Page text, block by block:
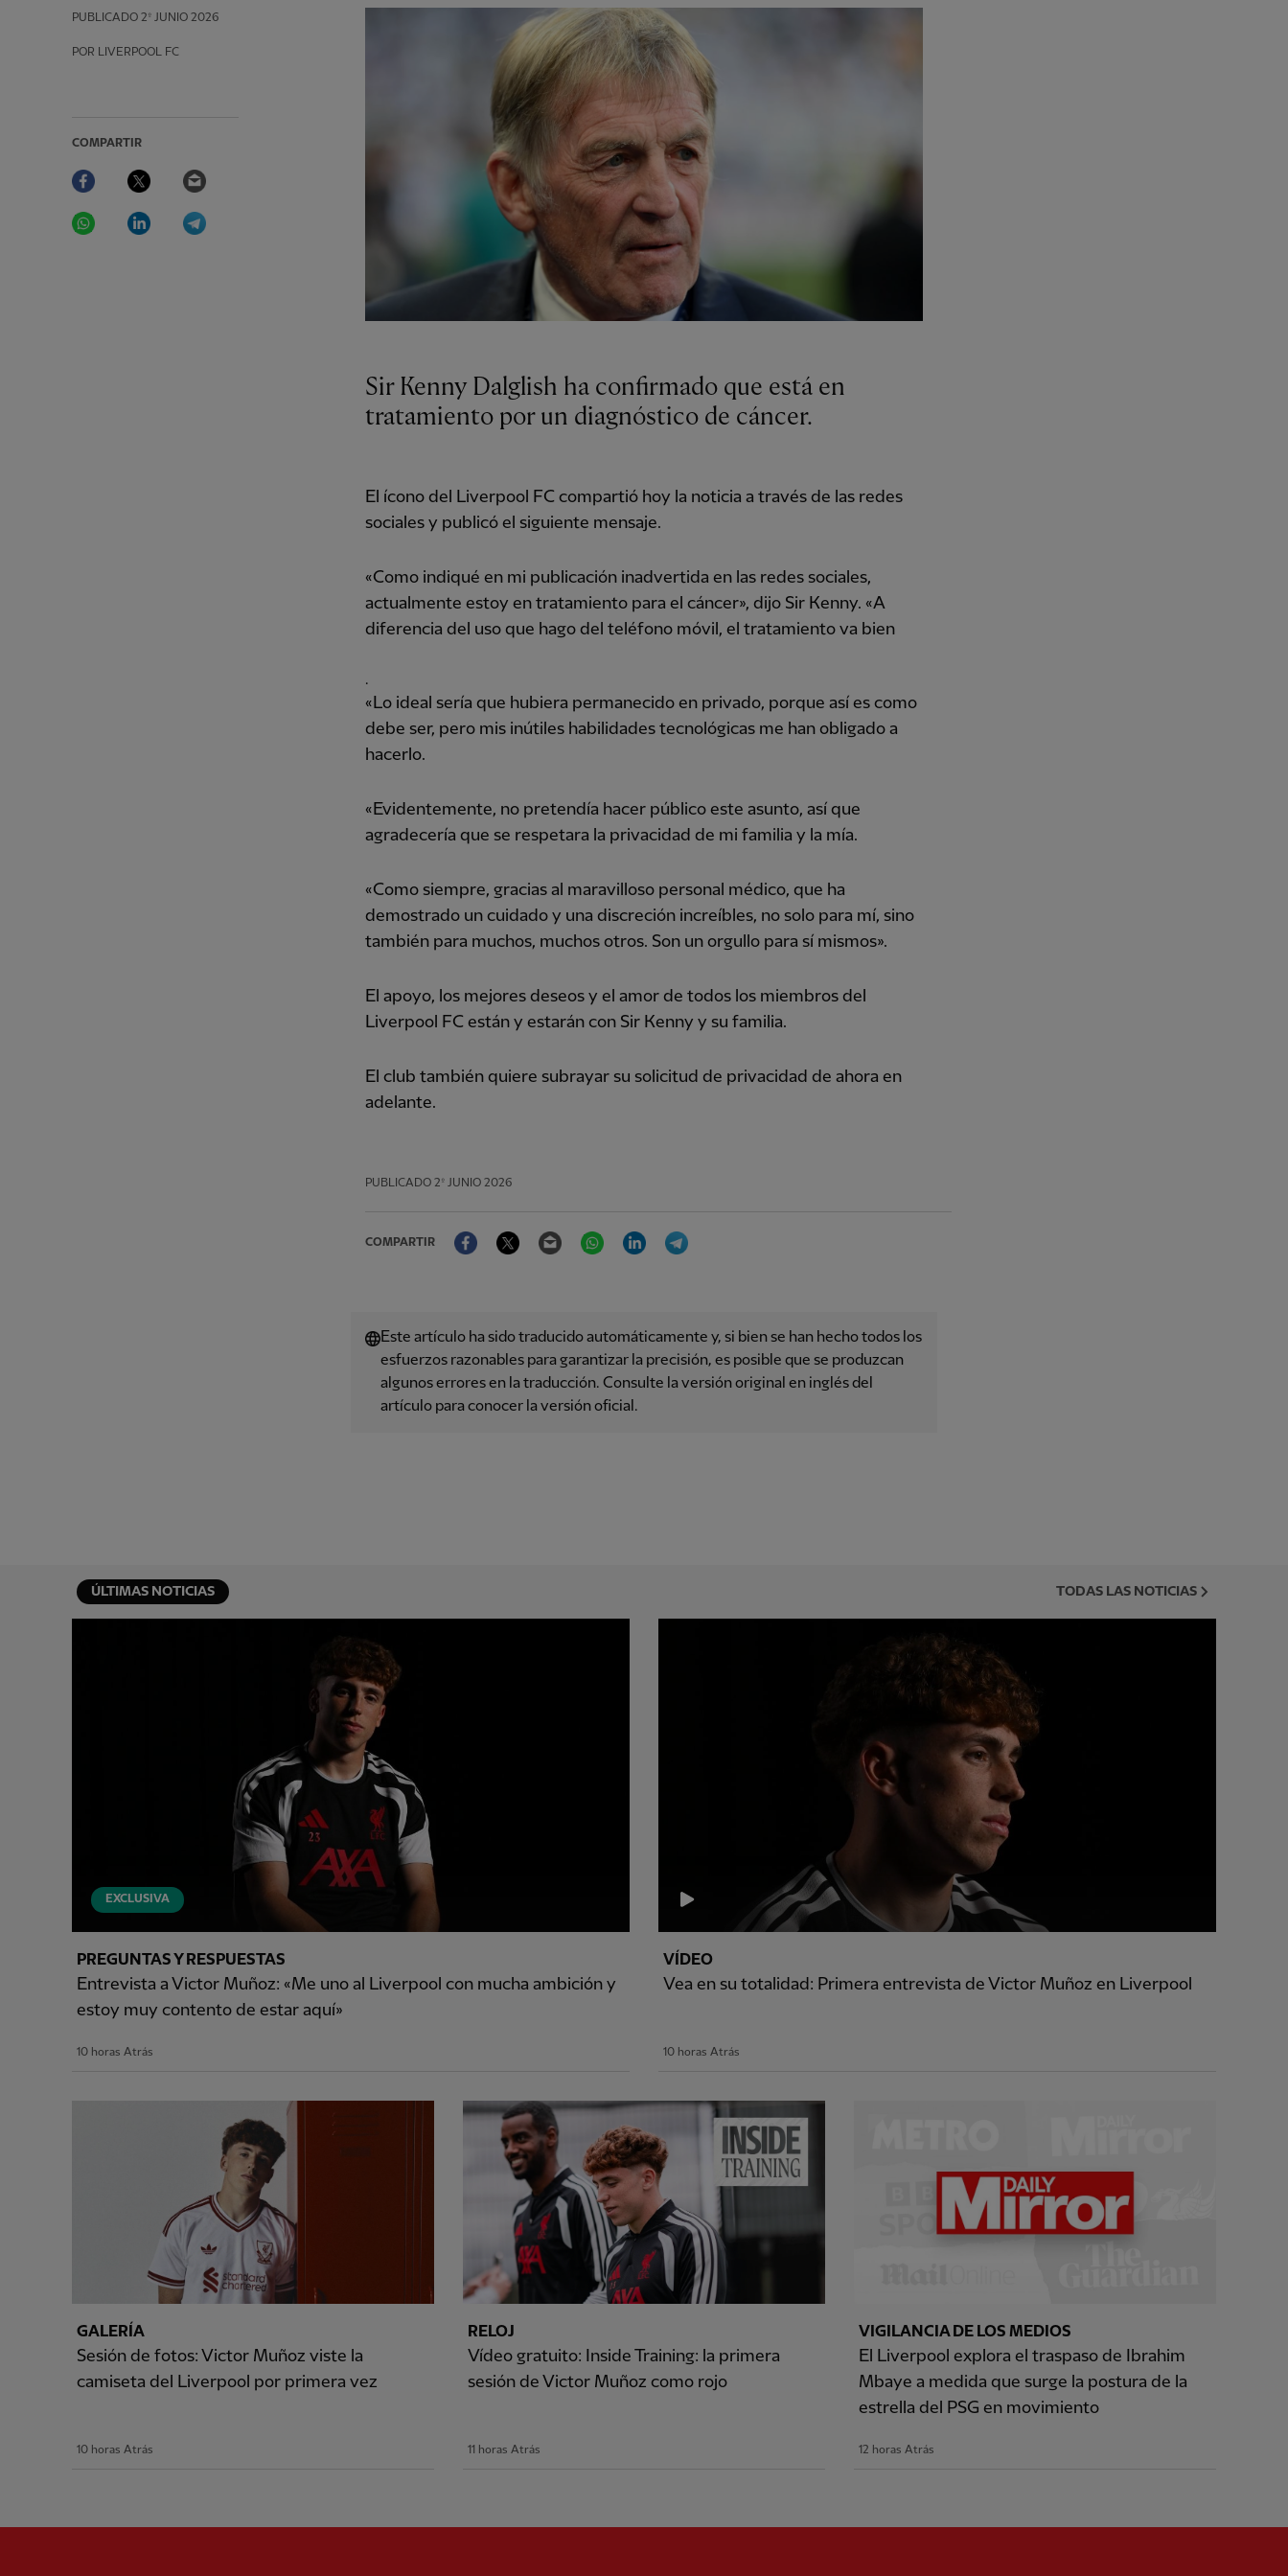
PUBLICADO 2º JUNIO 2026
POR LIVERPOOL FC
COMPARTIR
Facebook Twitter
WhatsAppLinkedIn
Sir Kenny Dalglish ha confirmado que está en
tratamiento por un diagnóstico de cáncer.
El ícono del Liverpool FC compartió hoy la noticia a través de las redes
sociales y publicó el siguiente mensaje.
«Como indiqué en mi publicación inadvertida en las redes sociales,
actualmente estoy en tratamiento para el cáncer», dijo Sir Kenny. «A
diferencia del uso que hago del teléfono móvil, el tratamiento va bien
.
«Lo ideal sería que hubiera permanecido en privado, porque así es como
debe ser, pero mis inútiles habilidades tecnológicas me han obligado a
hacerlo.
«Evidentemente, no pretendía hacer público este asunto, así que
agradecería que se respetara la privacidad de mi familia y la mía.
«Como siempre, gracias al maravilloso personal médico, que ha
demostrado un cuidado y una discreción increíbles, no solo para mí, sino
también para muchos, muchos otros. Son un orgullo para sí mismos».
El apoyo, los mejores deseos y el amor de todos los miembros del
Liverpool FC están y estarán con Sir Kenny y su familia.
El club también quiere subrayar su solicitud de privacidad de ahora en
adelante.
PUBLICADO 2º JUNIO 2026
COMPARTIR
FacebookTwitter Email WhatsAppLinkedIn
Este artículo ha sido traducido automáticamente y, si bien se han hecho todos los
esfuerzos razonables para garantizar la precisión, es posible que se produzcan
algunos errores en la traducción. Consulte la versión original en inglés del
artículo para conocer la versión oficial.
ÚLTIMAS NOTICIAS TODAS LAS NOTICIAS
EXCLUSIVA
PREGUNTAS Y RESPUESTAS
Entrevista a Victor Muñoz: «Me uno al Liverpool con mucha ambición y
estoy muy contento de estar aquí»
10 horas Atrás
VÍDEO
Vea en su totalidad: Primera entrevista de Victor Muñoz en Liverpool
10 horas Atrás
GALERÍA
Sesión de fotos: Victor Muñoz viste la
camiseta del Liverpool por primera vez
10 horas Atrás
RELOJ
Vídeo gratuito: Inside Training: la primera
sesión de Victor Muñoz como rojo
11 horas Atrás
VIGILANCIA DE LOS MEDIOS
El Liverpool explora el traspaso de Ibrahim
Mbaye a medida que surge la postura de la
estrella del PSG en movimiento
12 horas Atrás